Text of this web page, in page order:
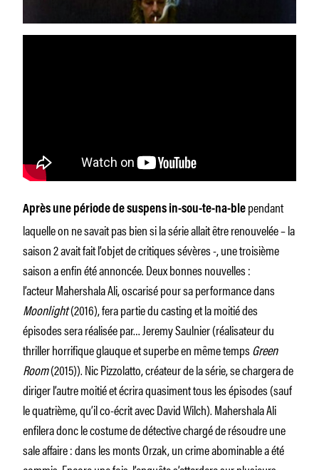
Après une période de suspens in-sou-te-na-ble pendant
laquelle on ne savait pas bien si la série allait être renouvelée – la
saison 2 avait fait l’objet de critiques sévères -, une troisième
saison a enfin été annoncée. Deux bonnes nouvelles :
l’acteur Mahershala Ali, oscarisé pour sa performance dans
Moonlight(2016), fera partie du casting et la moitié des
épisodes sera réalisée par… Jeremy Saulnier (réalisateur du
thriller horrifique glauque et superbe en même tempsGreen
Room(2015)). Nic Pizzolatto, créateur de la série, se chargera de
diriger l’autre moitié et écrira quasiment tous les épisodes (sauf
le quatrième, qu’il co-écrit avec David Wilch). Mahershala Ali
enfilera donc le costume de détective chargé de résoudre une
sale affaire : dans les monts Orzak, un crime abominable a été